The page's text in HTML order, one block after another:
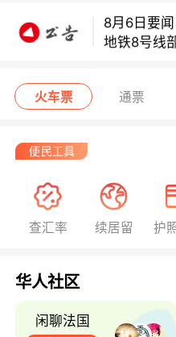
8月6日要
地铁8号线
巴黎地铁
火车票 通票
查汇率 续居留 护
华人社区
闲聊法国